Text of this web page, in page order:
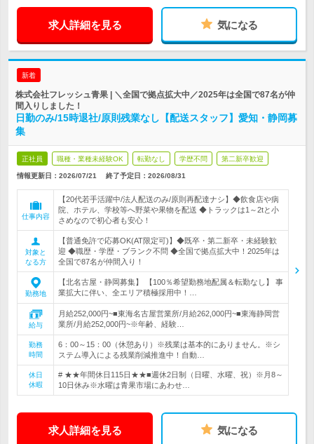
求人詳細を見る 気になる
新着
株式会社フレッシュ青果 | ＼全国で拠点拡大中／2025年は全国で87名が仲
間入りしました！
日勤のみ/15時退社/原則残業なし【配送スタッフ】愛知・静岡募
集
正社員 職種・業種未経験OK 転勤なし 学歴不問 第二新卒歓迎
情報更新日：2026/07/21 終了予定日： 2026/08/31
仕事内容
【20代若手活躍中/法人配送のみ/原則再配達ナシ】◆飲食店や病
院、ホテル、学校等へ野菜や果物を配送 ◆トラックは1～2tと小
さめなので初心者も安心！
対象と
なる方
【普通免許で応募OK(AT限定可)】◆既卒・第二新卒・未経験歓
迎 ◆職歴・学歴・ブランク不問 ◆全国で拠点拡大中！2025年は
全国で87名が仲間入り！
勤務地
【北名古屋・静岡募集】 【100％希望勤務地配属＆転勤なし】 事
業拡大に伴い、全エリア積極採用中！…
給与
月給252,000円~■東海名古屋営業所/月給262,000円~■東海静岡営
業所/月給252,000円~※年齢、経験…
勤務
時間
6：00～15：00（休憩あり）※残業は基本的にありません。※シ
ステム導入による残業削減推進中！自動…
休日
休暇
# ★★年間休日115日★★■週休2日制（日曜、水曜、祝）※月8～
10日休み※水曜は青果市場にあわせ…
求人詳細を見る 気になる